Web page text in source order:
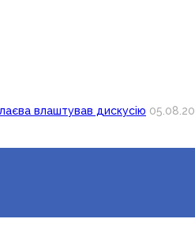
влаштував дискусію